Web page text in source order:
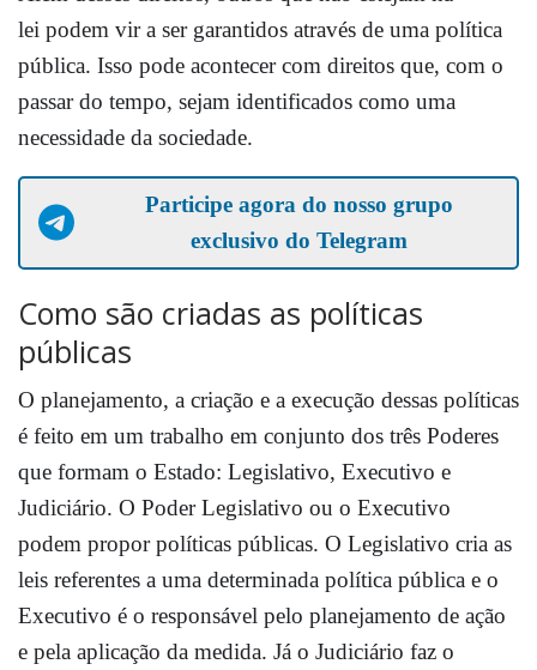
lei podem vir a ser garantidos através de uma política
pública. Isso pode acontecer com direitos que, com o
passar do tempo, sejam identificados como uma
necessidade da sociedade.
Participe agora do nosso grupo
exclusivo do Telegram
Como são criadas as políticas
públicas
O planejamento, a criação e a execução dessas políticas
é feito em um trabalho em conjunto dos três Poderes
que formam o Estado: Legislativo, Executivo e
Judiciário. O Poder Legislativo ou o Executivo
podem propor políticas públicas. O Legislativo cria as
leis referentes a uma determinada política pública e o
Executivo é o responsável pelo planejamento de ação
e pela aplicação da medida. Já o Judiciário faz o